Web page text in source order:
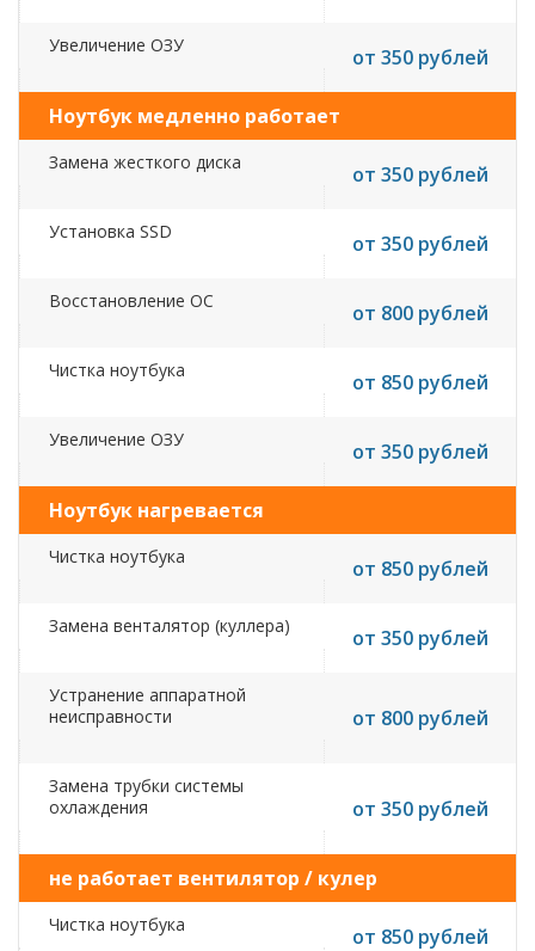
Увеличение ОЗУ от 350 рублей
Ноутбук медленно работает
Замена жесткого диска от 350 рублей
Установка SSD от 350 рублей
Восстановление ОС от 800 рублей
Чистка ноутбука от 850 рублей
Увеличение ОЗУ от 350 рублей
Ноутбук нагревается
Чистка ноутбука от 850 рублей
Замена венталятор (куллера) от 350 рублей
Устранение аппаратной
неисправности
от 800 рублей
Замена трубки системы
охлаждения
от 350 рублей
не работает вентилятор / кулер
Чистка ноутбука от 850 рублей